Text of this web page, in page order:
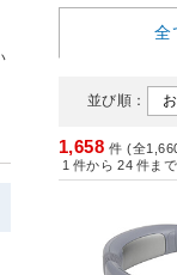
全
並び順：
1,658 件 (全
1 件から 24 件ま